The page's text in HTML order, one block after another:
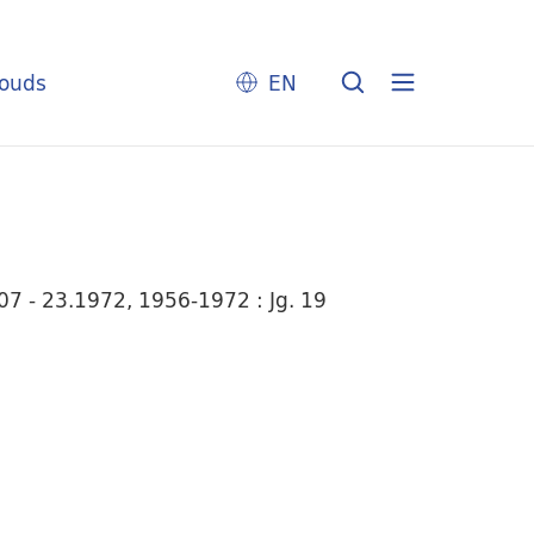
EN
- 23.1972, 1956-1972 : Jg. 19